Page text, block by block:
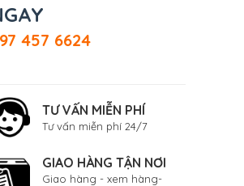
457 6624
TƯ VẤN MIỄN PHÍ
Tư vấn miễn phí 24/7
GIAO HÀNG TẬN NƠI
Giao hàng - xem hàng-